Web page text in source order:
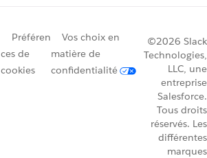
Préféren
ces de
cookies
Vos choix en
matière de
confidentialité
©2026 Slack
Technologies,
LLC, une
entreprise
Salesforce.
Tous droits
réservés. Les
différentes
marques